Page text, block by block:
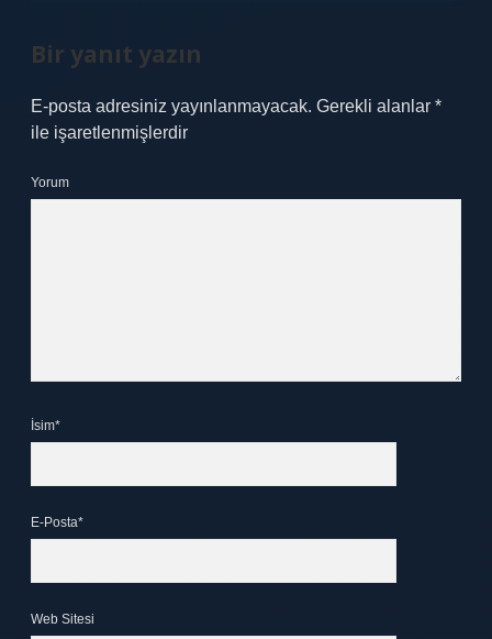
Bir yanıt yazın
E-posta adresiniz yayınlanmayacak. Gerekli alanlar *
ile işaretlenmişlerdir
Yorum
İsim*
E-Posta*
Web Sitesi